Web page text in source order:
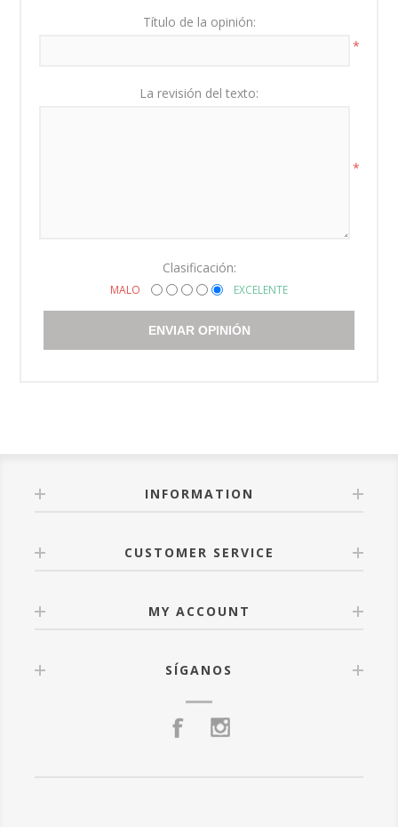
Título de la opinión:
*
La revisión del texto:
*
Clasificación:
MALO EXCELENTE
ENVIAR OPINIÓN
INFORMATION
CUSTOMER SERVICE
MY ACCOUNT
SÍGANOS